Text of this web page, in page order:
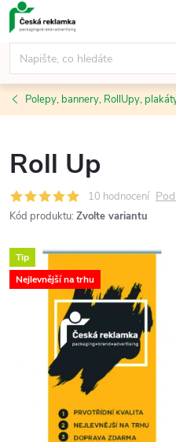
Přejít
na
obsah
Polepy, bannery, RollUpy,
Roll Up
10 hodnocení
Kód produktu: Zvolte variantu
Tip
Nejlevnější na trhu